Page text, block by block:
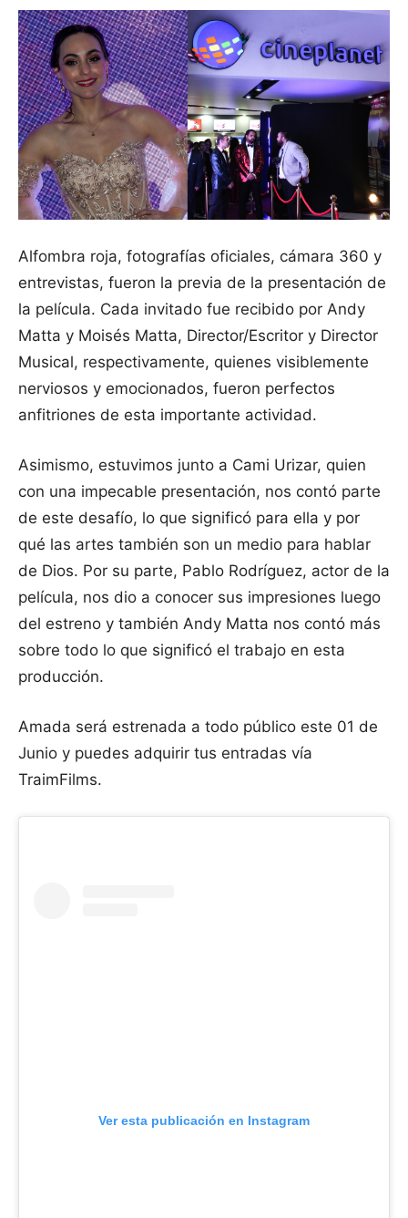
Alfombra roja, fotografías oficiales, cámara 360 y
entrevistas, fueron la previa de la presentación de
la película. Cada invitado fue recibido por Andy
Matta y Moisés Matta, Director/Escritor y Director
Musical, respectivamente, quienes visiblemente
nerviosos y emocionados, fueron perfectos
anfitriones de esta importante actividad.
Asimismo, estuvimos junto a Cami Urizar, quien
con una impecable presentación, nos contó parte
de este desafío, lo que significó para ella y por
qué las artes también son un medio para hablar
de Dios. Por su parte, Pablo Rodríguez, actor de la
película, nos dio a conocer sus impresiones luego
del estreno y también Andy Matta nos contó más
sobre todo lo que significó el trabajo en esta
producción.
Amada será estrenada a todo público este 01 de
Junio y puedes adquirir tus entradas vía
TraimFilms.
Ver esta publicación en Instagram